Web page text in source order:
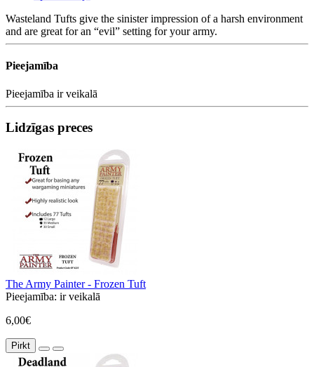
Wasteland Tufts give the sinister impression of a harsh environment
and are great for an “evil” setting for your army.
Pieejamība
Pieejamība ir veikalā
Lidzīgas preces
The Army Painter - Frozen Tuft
Pieejamība: ir veikalā
6,00€
Pirkt